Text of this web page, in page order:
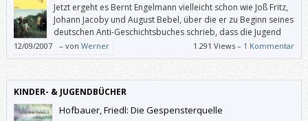
Jetzt ergeht es Bernt Engelmann vielleicht schon wie Joß Fritz,
Johann Jacoby und August Bebel, über die er zu Beginn seines
deutschen Anti-Geschichtsbuches schrieb, dass die Jugend
mit ihren Namen nichts mehr anfangen könnte: Sein
ehemaliges Standardwerk “Wir Untertanen” gibt es derzeit nur
12/09/2007 – von Werner 1.291 Views – 1 Kommentar
KINDER- & JUGENDBÜCHER
Hofbauer, Friedl: Die Gespensterquelle